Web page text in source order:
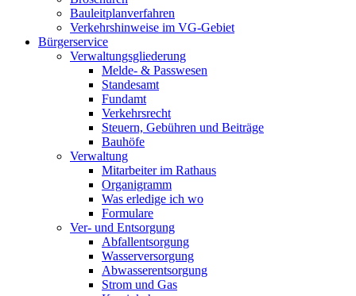
Bauleitplanverfahren
Verkehrshinweise im VG-Gebiet
Bürgerservice
Verwaltungsgliederung
Melde- & Passwesen
Standesamt
Fundamt
Verkehrsrecht
Steuern, Gebühren und Beiträge
Bauhöfe
Verwaltung
Mitarbeiter im Rathaus
Organigramm
Was erledige ich wo
Formulare
Ver- und Entsorgung
Abfallentsorgung
Wasserversorgung
Abwasserentsorgung
Strom und Gas